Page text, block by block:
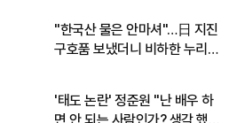
"한국산 물은 안마셔"…日 지진
구호품 보냈더니 비하한 누리
'태도 논란' 정준원 "난 배우 하